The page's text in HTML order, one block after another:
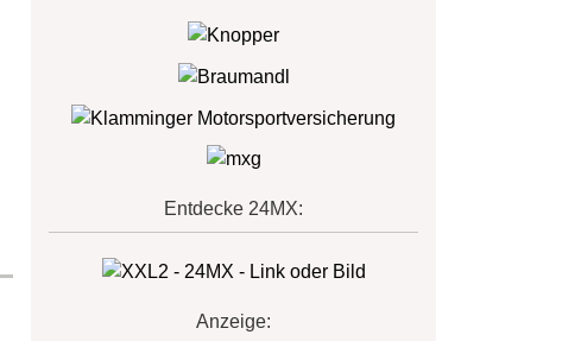
Entdecke 24MX:
Anzeige: